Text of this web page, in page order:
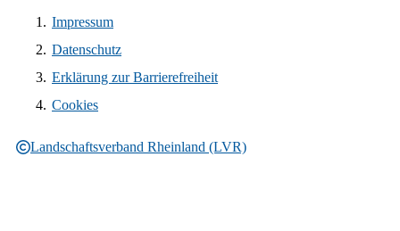
Landschaftsverband Rheinland (LVR)
Impressum
Datenschutz
Erklärung zur Barrierefreiheit
Cookies